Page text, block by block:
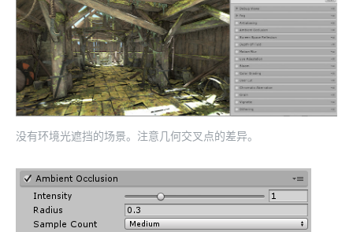
没有环境光遮挡的场景。注意几何交叉点的差异。